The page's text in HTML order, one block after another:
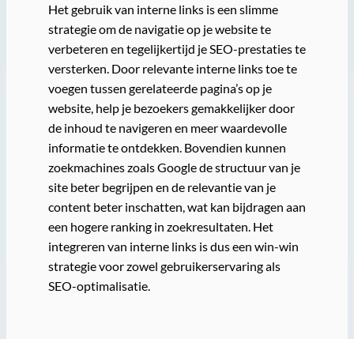
Het gebruik van interne links is een slimme
strategie om de navigatie op je website te
verbeteren en tegelijkertijd je SEO-prestaties te
versterken. Door relevante interne links toe te
voegen tussen gerelateerde pagina’s op je
website, help je bezoekers gemakkelijker door
de inhoud te navigeren en meer waardevolle
informatie te ontdekken. Bovendien kunnen
zoekmachines zoals Google de structuur van je
site beter begrijpen en de relevantie van je
content beter inschatten, wat kan bijdragen aan
een hogere ranking in zoekresultaten. Het
integreren van interne links is dus een win-win
strategie voor zowel gebruikerservaring als
SEO-optimalisatie.